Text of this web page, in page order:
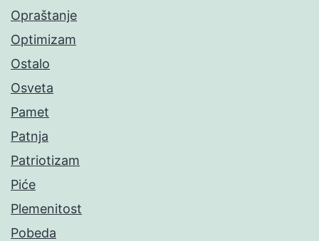
Opraštanje
Optimizam
Ostalo
Osveta
Pamet
Patnja
Patriotizam
Piće
Plemenitost
Pobeda